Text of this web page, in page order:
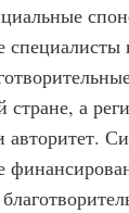
стране, а
авторитет.